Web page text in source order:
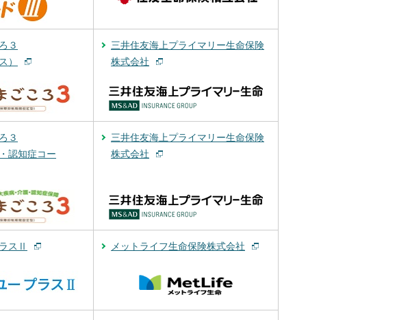
３
）
三井住友海上プライマリー生命保険
株式会社
３
認知症コー
三井住友海上プライマリー生命保険
株式会社
スⅡ メットライフ生命保険株式会社